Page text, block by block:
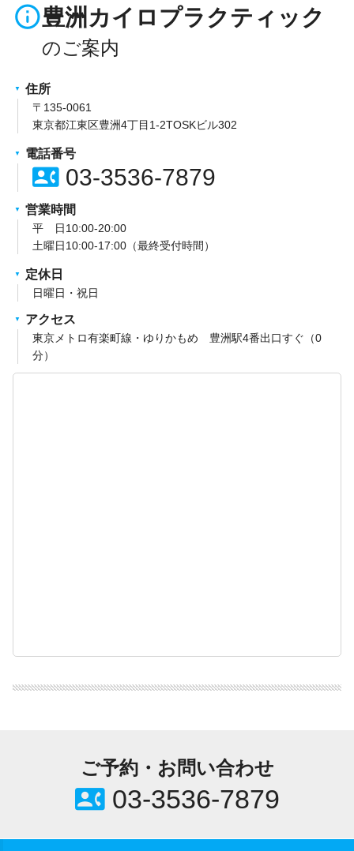
info_outline豊洲カイロプラクティック
住所
〒135-0061
東京都江東区豊洲4丁目1-2TOSKビル302
電話番号
contact_phone03-3536-7879
営業時間
平 日10:00-20:00
土曜日10:00-17:00（最終受付時間）
定休日
日曜日・祝日
アクセス
東京メトロ有楽町線・ゆりかもめ 豊洲駅4番出口すぐ（0
分）
ご予約・お問い合わせ
contact_phone03-3536-7879